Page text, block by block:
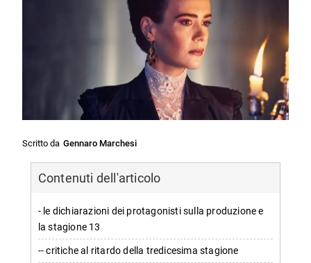
Scritto da Gennaro Marchesi
Contenuti dell'articolo
- le dichiarazioni dei protagonisti sulla produzione e
la stagione 13
-- critiche al ritardo della tredicesima stagione